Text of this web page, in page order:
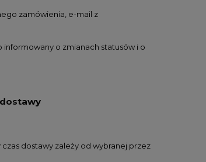
zamówienia, e-mail z
o zmianach statusów i o
czas dostawy zależy od wybranej przez